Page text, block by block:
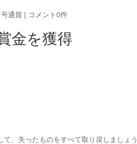
通貨 | コメント0件
金を獲得
て、失ったものをすべて取り戻しましょう